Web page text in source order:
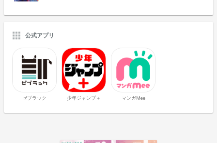
公式アプリ
ゼブラック 少年ジャンプ＋ マンガMee